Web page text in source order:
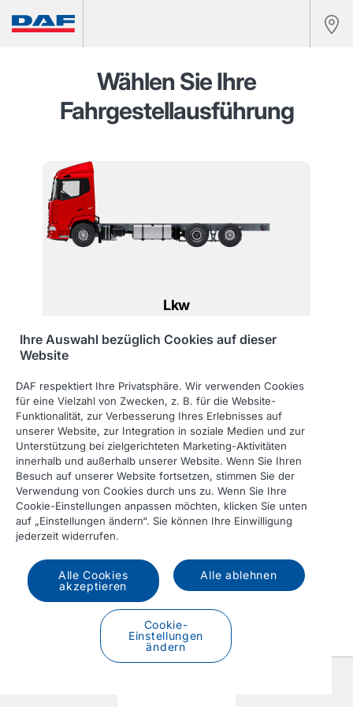
Wählen Sie Ihre
Fahrgestellausführung
Lkw
Sattelzugmaschine
Ihre Auswahl bezüglich Cookies auf dieser
Website
DAF respektiert Ihre Privatsphäre. Wir verwenden Cookies
für eine Vielzahl von Zwecken, z. B. für die Website-
Funktionalität, zur Verbesserung Ihres Erlebnisses auf
unserer Website, zur Integration in soziale Medien und zur
Unterstützung bei zielgerichteten Marketing-Aktivitäten
innerhalb und außerhalb unserer Website. Wenn Sie Ihren
Besuch auf unserer Website fortsetzen, stimmen Sie der
Verwendung von Cookies durch uns zu. Wenn Sie Ihre
Cookie-Einstellungen anpassen möchten, klicken Sie unten
auf „Einstellungen ändern“. Sie können Ihre Einwilligung
jederzeit widerrufen.
Alle Cookies
akzeptieren
Alle ablehnen
Cookie-
Einstellungen
ändern